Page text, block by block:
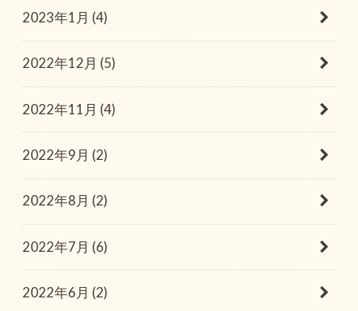
2023年1月 (4)
2022年12月 (5)
2022年11月 (4)
2022年9月 (2)
2022年8月 (2)
2022年7月 (6)
2022年6月 (2)